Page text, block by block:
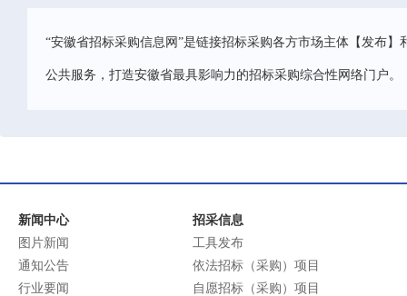
“安徽省招标采购信息网”是链接招标采购各方市场主体【发布
公共服务，打造安徽省最具影响力的招标采购综合性网络门户。
新闻中心
图片新闻
通知公告
行业要闻
招采信息
工具发布
依法招标（采购）项目
自愿招标（采购）项目